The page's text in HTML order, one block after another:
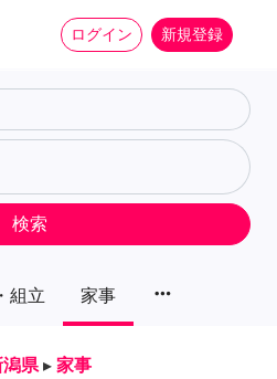
ログイン 新規登録
組立 家事 more_horiz
検索
潟県 ▸ 家事